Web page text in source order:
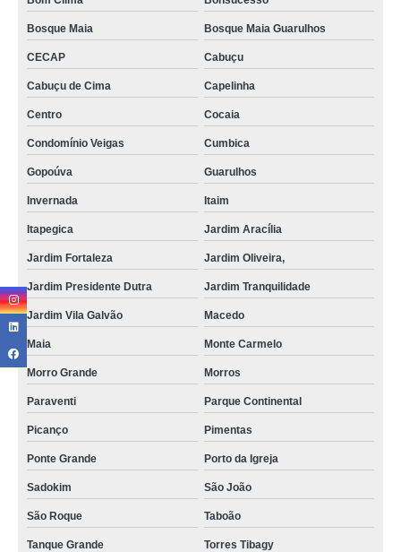
Bosque Maia Bosque Maia Guarulhos
CECAP Cabuçu
Cabuçu de Cima Capelinha
Centro Cocaia
Condomínio Veigas Cumbica
Gopoúva Guarulhos
Invernada Itaim
Itapegica Jardim Aracília
Jardim Fortaleza Jardim Oliveira,
Jardim Presidente Dutra Jardim Tranquilidade
Jardim Vila Galvão Macedo
Maia Monte Carmelo
Morro Grande Morros
Paraventi Parque Continental
Picanço Pimentas
Ponte Grande Porto da Igreja
Sadokim São João
São Roque Taboão
Tanque Grande Torres Tibagy